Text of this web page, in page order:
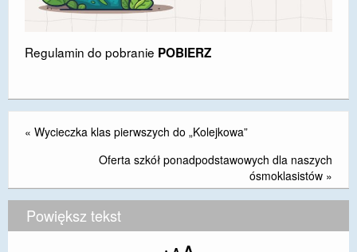
Regulamin do pobranie POBIERZ
« Wycieczka klas pierwszych do „Kolejkowa”
Oferta szkół ponadpodstawowych dla naszych
ósmoklasistów »
Powiększ tekst